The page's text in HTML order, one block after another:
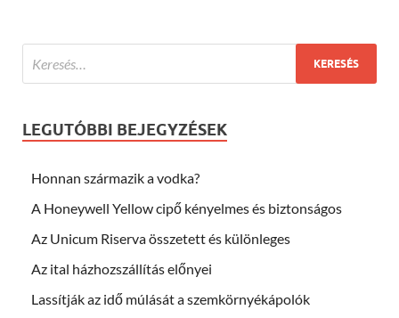
LEGUTÓBBI BEJEGYZÉSEK
Honnan származik a vodka?
A Honeywell Yellow cipő kényelmes és biztonságos
Az Unicum Riserva összetett és különleges
Az ital házhozszállítás előnyei
Lassítják az idő múlását a szemkörnyékápolók